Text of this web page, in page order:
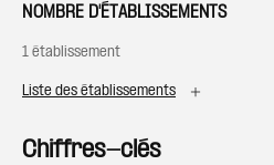
NOMBRE D'ÉTABLISSEMENTS
1 établissement
Liste des établissements
Chiffres-clés